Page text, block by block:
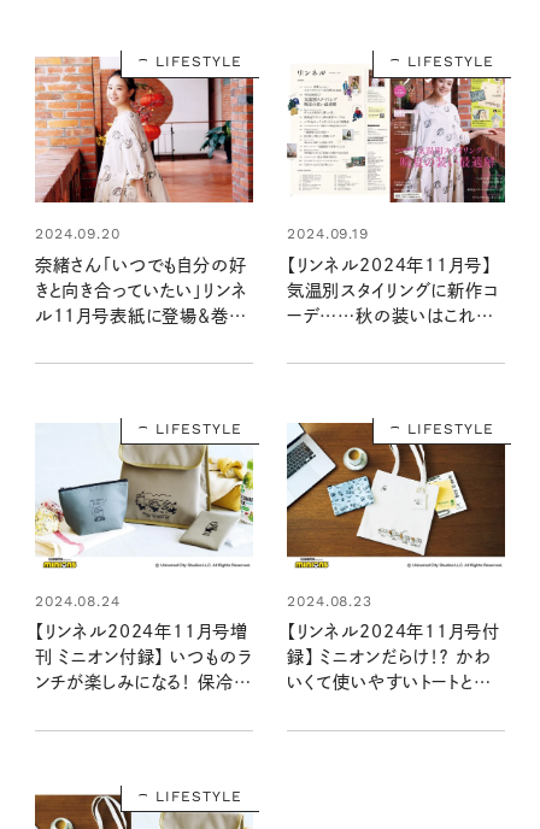
LIFESTYLE
2024.09.20
奈緒さん「いつでも自分の好
きと向き合っていたい」リンネ
ル11月号表紙に登場＆巻頭
LIFESTYLE
2024.09.19
【リンネル2024年11月号】
気温別スタイリングに新作コ
ーデ……秋の装いはこれ1
おすすめ特集を最速レポート
LIFESTYLE
2024.08.24
【リンネル2024年11月号増
刊 ミニオン付録】 いつものラ
ンチが楽しみになる！ 保冷・
発売リンネル2024年11月
LIFESTYLE
2024.08.23
【リンネル2024年11月号付
録】 ミニオンだらけ！？ かわ
いくて使いやすいトートとポ
（9/20発売リンネル2024
LIFESTYLE